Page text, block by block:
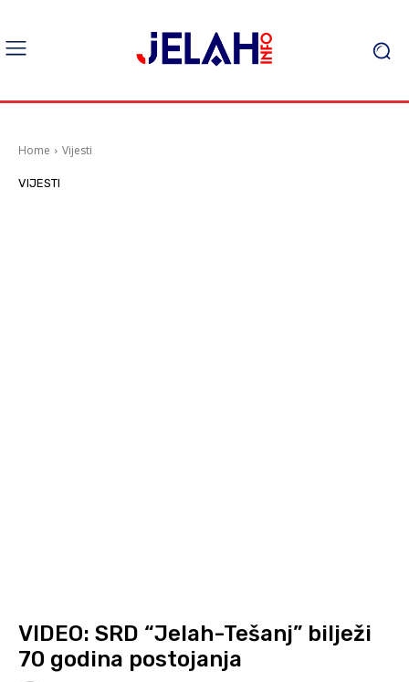
Home Vijesti
VIJESTI
VIDEO: SRD “Jelah-Tešanj” bilježi
70 godina postojanja